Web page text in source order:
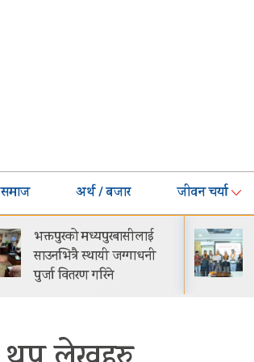
समाज अर्थ / बजार जीवन चर्या
भक्तपुरको मध्यपुरबासीलाई
साउनभित्रै स्थायी जग्गाधनी
पुर्जा वितरण गरिने